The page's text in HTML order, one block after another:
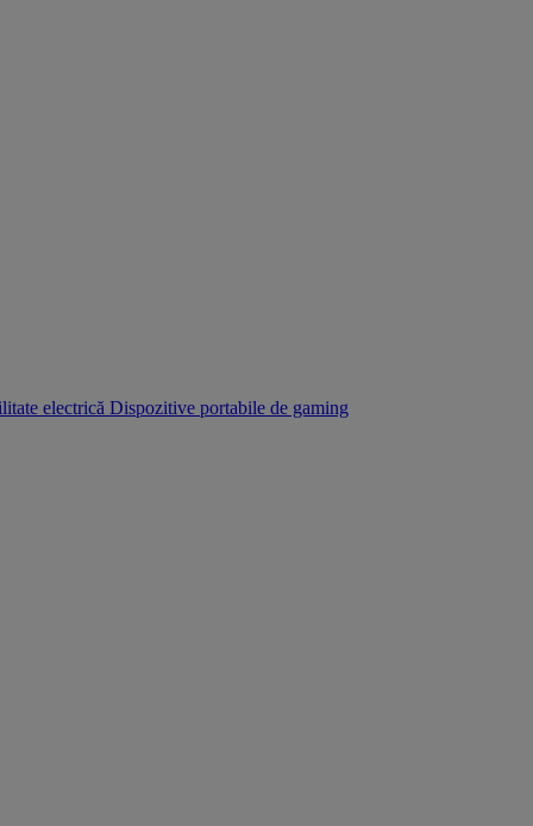
electrică Dispozitive portabile de gaming